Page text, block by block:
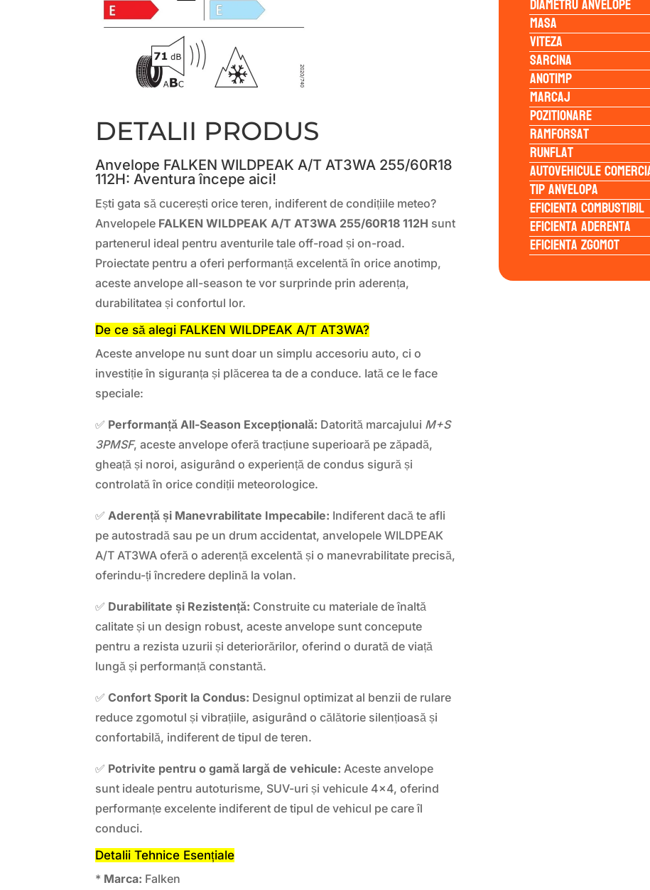
DETALII PRODUS
Anvelope FALKEN WILDPEAK A/T AT3WA 255/60R18
112H: Aventura începe aici!
Ești gata să cucerești orice teren, indiferent de condițiile meteo?
Anvelopele FALKEN WILDPEAK A/T AT3WA 255/60R18 112H sunt
partenerul ideal pentru aventurile tale off-road și on-road.
Proiectate pentru a oferi performanță excelentă în orice anotimp,
aceste anvelope all-season te vor surprinde prin aderența,
durabilitatea și confortul lor.
De ce să alegi FALKEN WILDPEAK A/T AT3WA?
Aceste anvelope nu sunt doar un simplu accesoriu auto, ci o
investiție în siguranța și plăcerea ta de a conduce. Iată ce le face
speciale:
✅ Performanță All-Season Excepțională: Datorită marcajului M+S
3PMSF, aceste anvelope oferă tracțiune superioară pe zăpadă,
gheață și noroi, asigurând o experiență de condus sigură și
controlată în orice condiții meteorologice.
✅ Aderență și Manevrabilitate Impecabile: Indiferent dacă te afli
pe autostradă sau pe un drum accidentat, anvelopele WILDPEAK
A/T AT3WA oferă o aderență excelentă și o manevrabilitate precisă,
oferindu-ți încredere deplină la volan.
✅ Durabilitate și Rezistență: Construite cu materiale de înaltă
calitate și un design robust, aceste anvelope sunt concepute
pentru a rezista uzurii și deteriorărilor, oferind o durată de viață
lungă și performanță constantă.
✅Confort Sporit la Condus: Designul optimizat al benzii de rulare
reduce zgomotul și vibrațiile, asigurând o călătorie silențioasă și
confortabilă, indiferent de tipul de teren.
✅ Potrivite pentru o gamă largă de vehicule: Aceste anvelope
sunt ideale pentru autoturisme, SUV-uri și vehicule 4×4, oferind
performanțe excelente indiferent de tipul de vehicul pe care îl
conduci.
Detalii Tehnice Esențiale
* Marca: Falken
Masa
Viteza
Sarcina
Anotimp
Marcaj
Pozitionare
Ramforsat
Runflat
Autovehicule
Tip anvelopa
Eficienta Combustibil
Eficienta Aderenta
Eficienta Zgomot